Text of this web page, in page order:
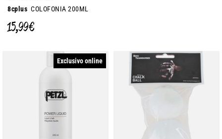
8cplus COLOFONIA 200ML
15,99 €
Exclusivo online